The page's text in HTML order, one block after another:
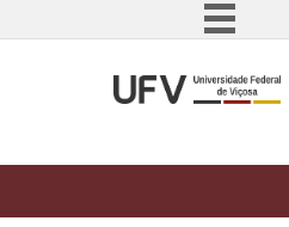
Comunica BR